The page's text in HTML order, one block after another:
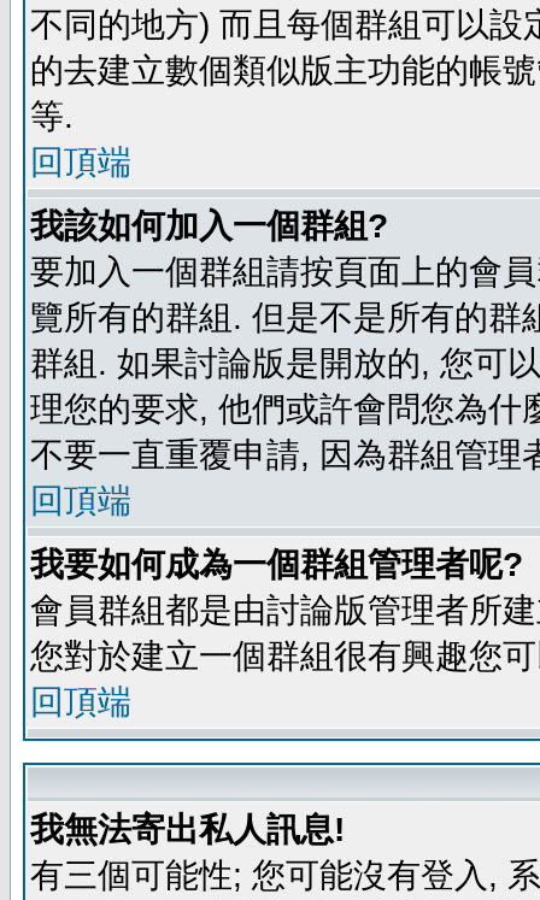
不同的地方) 而且每個群組可以
的去建立數個類似版主功能的帳
等.
回頂端
我該如何加入一個群組?
要加入一個群組請按頁面上的會
覽所有的群組. 但是不是所有的
群組. 如果討論版是開放的, 您可
理您的要求, 他們或許會問您為
不要一直重覆申請, 因為群組管理
回頂端
我要如何成為一個群組管理者呢?
會員群組都是由討論版管理者所
您對於建立一個群組很有興趣您
回頂端
我無法寄出私人訊息!
有三個可能性; 您可能沒有登入,